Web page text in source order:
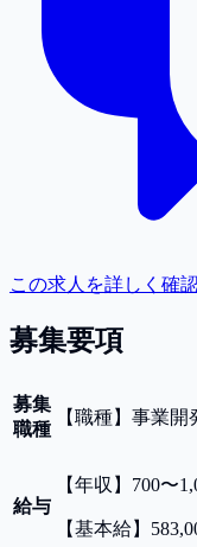
この求人を詳しく確
募集要項
募集
職種
【職種】 事業開
給与
【年収 】 700〜
【基本給】